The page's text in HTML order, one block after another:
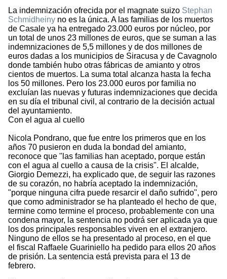
La indemnización ofrecida por el magnate suizo Stephan
Schmidheiny no es la única. A las familias de los muertos
de Casale ya ha entregado 23.000 euros por núcleo, por
un total de unos 23 millones de euros, que se suman a las
indemnizaciones de 5,5 millones y de dos millones de
euros dadas a los municipios de Siracusa y de Cavagnolo
donde también hubo otras fábricas de amianto y otros
cientos de muertos. La suma total alcanza hasta la fecha
los 50 millones. Pero los 23.000 euros por familia no
excluían las nuevas y futuras indemnizaciones que decida
en su día el tribunal civil, al contrario de la decisión actual
del ayuntamiento.
Con el agua al cuello
Nicola Pondrano, que fue entre los primeros que en los
años 70 pusieron en duda la bondad del amianto,
reconoce que "las familias han aceptado, porque están
con el agua al cuello a causa de la crisis". El alcalde,
Giorgio Demezzi, ha explicado que, de seguir las razones
de su corazón, no habría aceptado la indemnización,
"porque ninguna cifra puede resarcir el daño sufrido", pero
que como administrador se ha planteado el hecho de que,
termine como termine el proceso, probablemente con una
condena mayor, la sentencia no podrá ser aplicada ya que
los dos principales responsables viven en el extranjero.
Ninguno de ellos se ha presentado al proceso, en el que
el fiscal Raffaele Guariniello ha pedido para ellos 20 años
de prisión. La sentencia está prevista para el 13 de
febrero.